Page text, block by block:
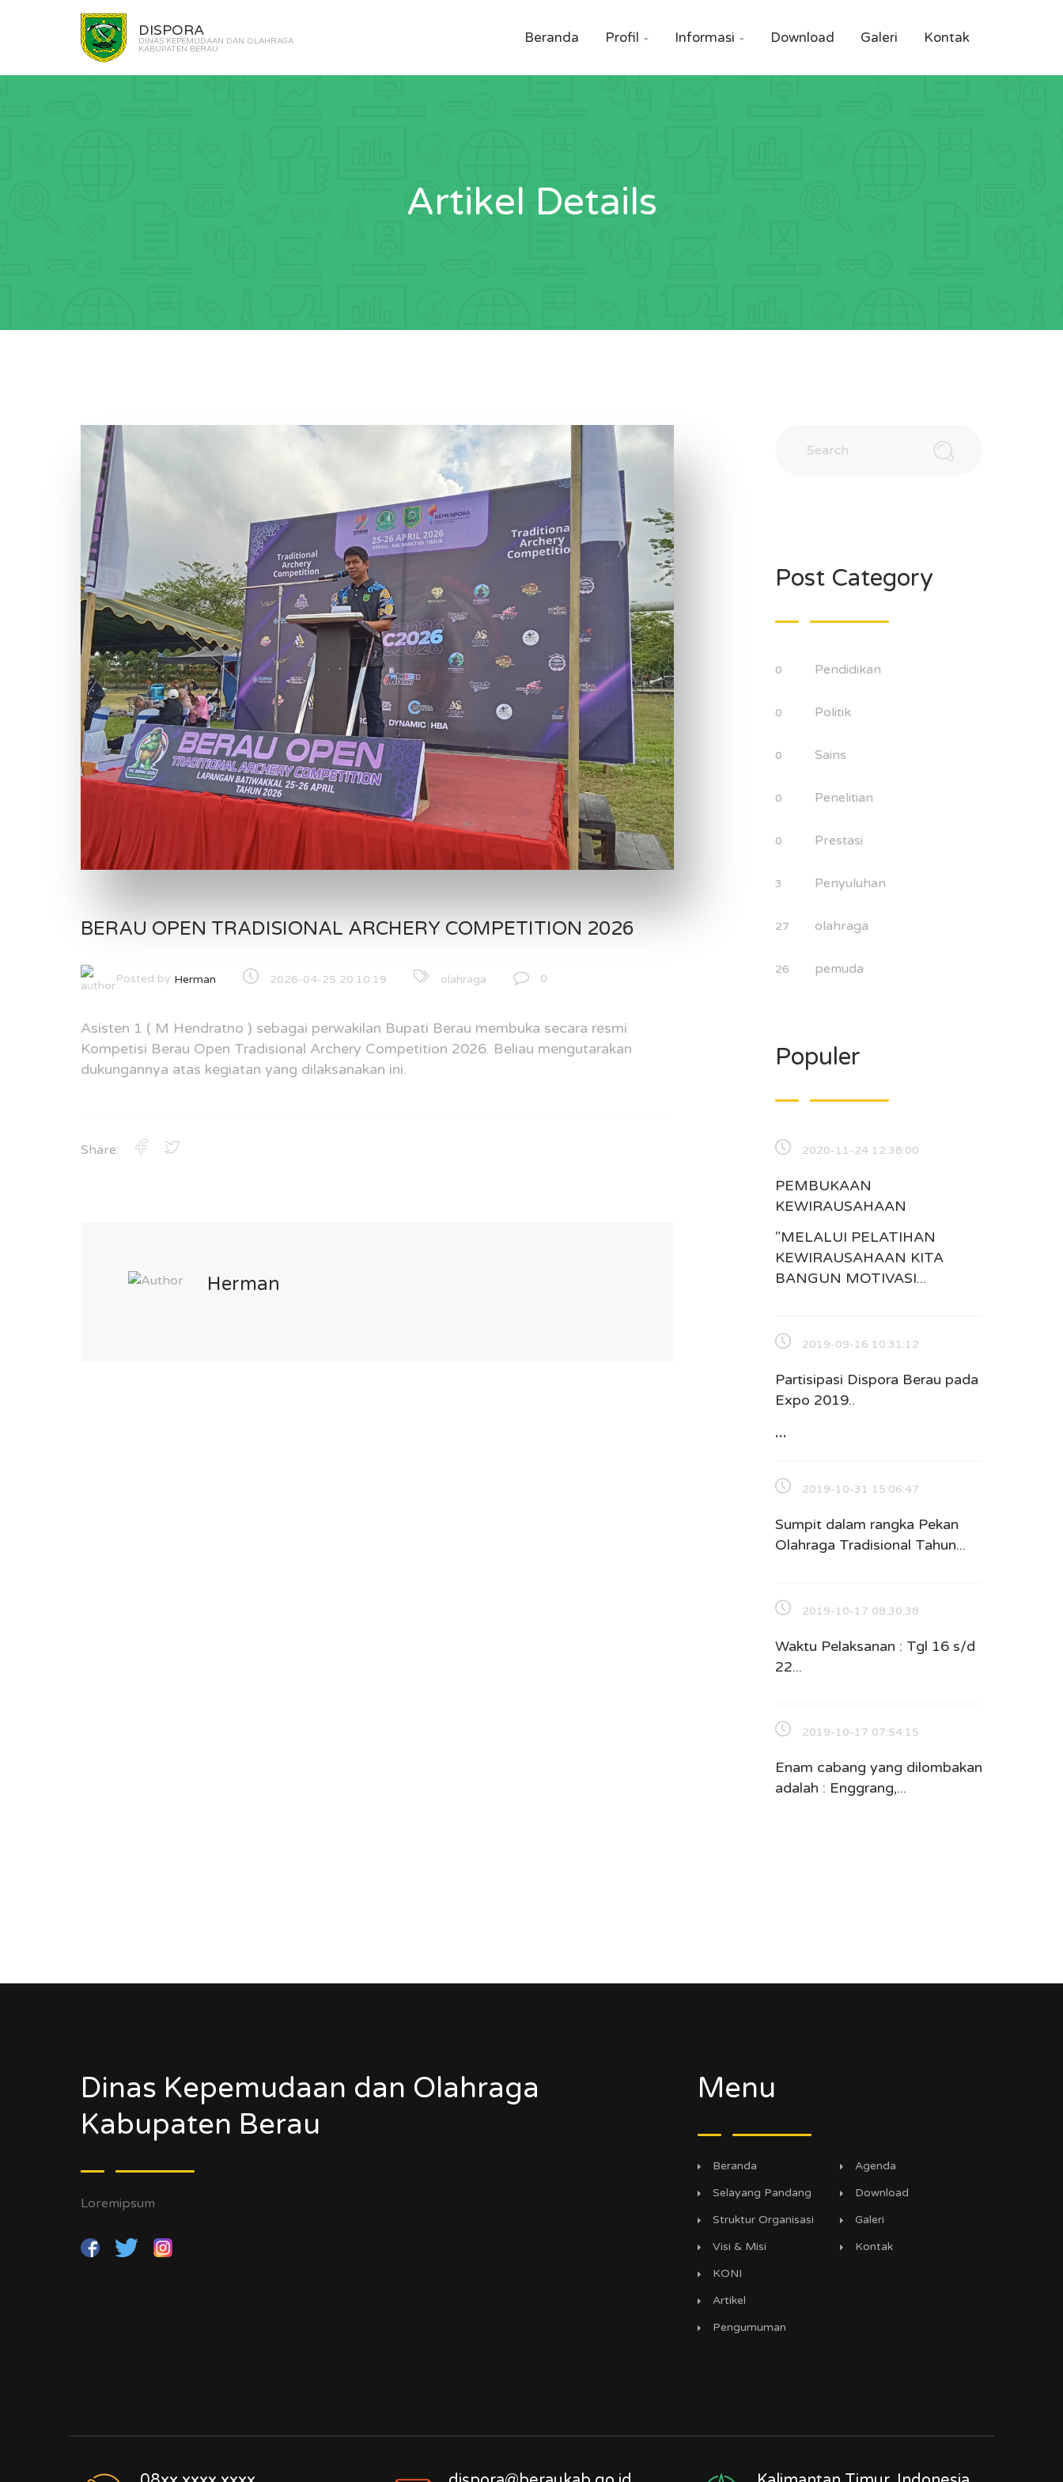
DISPORA
DINAS KEPEMUDAAN DAN OLAHRAGA
KABUPATEN BERAU
Beranda Profil  Informasi  Download Galeri Kontak
Artikel Details
BERAU OPEN TRADISIONAL ARCHERY COMPETITION 2026
Posted by Herman 2026-04-25 20:10:19 olahraga 0
Asisten 1 ( M Hendratno ) sebagai perwakilan Bupati Berau membuka secara resmi
Kompetisi Berau Open Tradisional Archery Competition 2026. Beliau mengutarakan
dukungannya atas kegiatan yang dilaksanakan ini.
Share:
Herman
Post Category
0 Pendidikan
0 Politik
0 Sains
0 Penelitian
0 Prestasi
3 Penyuluhan
27 olahraga
26 pemuda
Populer
2020-11-24 12:38:00
PEMBUKAAN
KEWIRAUSAHAAN
"MELALUI PELATIHAN
KEWIRAUSAHAAN KITA
BANGUN MOTIVASI...
2019-09-16 10:31:12
Partisipasi Dispora Berau pada
Expo 2019..
...
2019-10-31 15:06:47
Sumpit dalam rangka Pekan
Olahraga Tradisional Tahun...
2019-10-17 08:30:38
Waktu Pelaksanan : Tgl 16 s/d
22...
2019-10-17 07:54:15
Enam cabang yang dilombakan
adalah : Enggrang,...
Dinas Kepemudaan dan Olahraga
Kabupaten Berau
Loremipsum
Menu
Beranda
Selayang Pandang
Struktur Organisasi
Visi & Misi
KONI
Artikel
Pengumuman
Agenda
Download
Galeri
Kontak